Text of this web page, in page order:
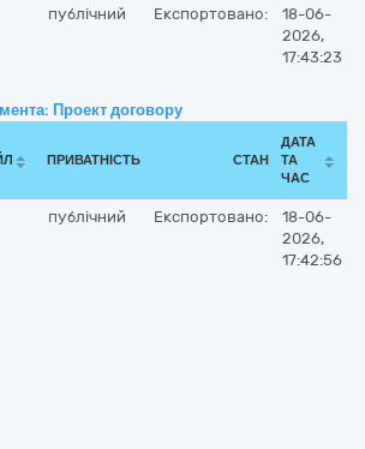
публічний Експортовано:
18-06-
2026,
17:43:23
Проект договору
ПРИВАТНІСТЬ СТАН
ДАТА
ТА
ЧАС
публічний Експортовано:
18-06-
2026,
17:42:56